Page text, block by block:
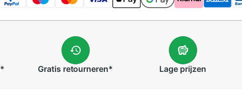
* Gratis retourneren* Lage prijzen